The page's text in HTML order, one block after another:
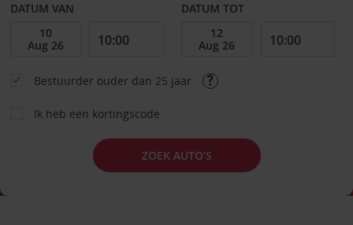
DATUM VAN DATUM TOT
Bestuurder ouder dan 25 jaar
Ik heb een kortingscode
ZOEK AUTO’S